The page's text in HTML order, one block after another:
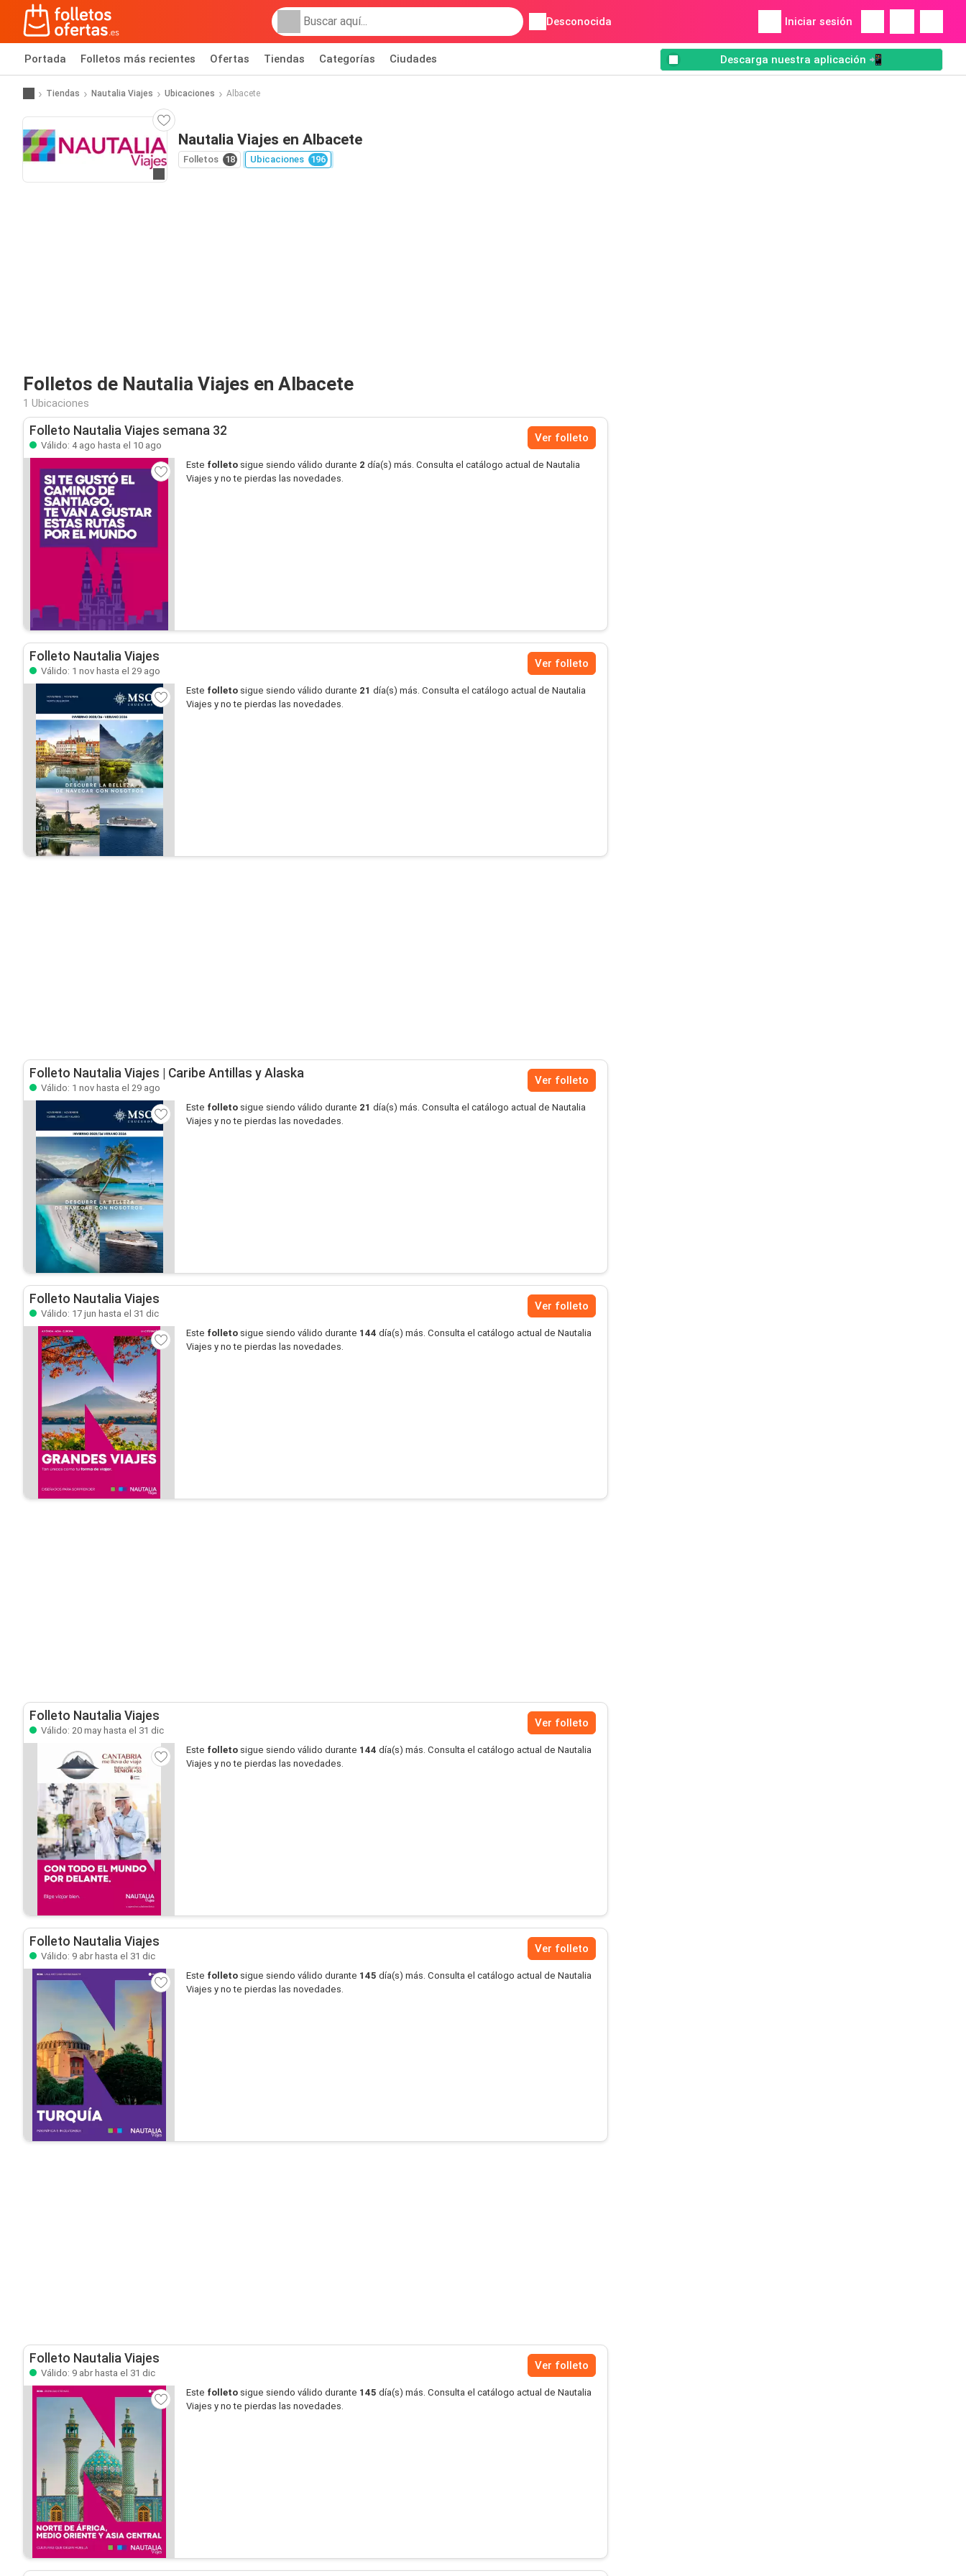
Desconocida Iniciar sesión
Portada Folletos más recientes Ofertas Tiendas Categorías Ciudades Descarga nuestra aplicación 📲
Tiendas Nautalia Viajes Ubicaciones Albacete
Nautalia Viajes en Albacete
Folletos 18 Ubicaciones 196
Folletos de Nautalia Viajes en Albacete
1 Ubicaciones
Folleto Nautalia Viajes semana 32
Válido: 4 ago hasta el 10 ago
Ver folleto
Este folleto sigue siendo válido durante 2 día(s) más. Consulta el catálogo actual de Nautalia
Viajes y no te pierdas las novedades.
Folleto Nautalia Viajes
Válido: 1 nov hasta el 29 ago
Ver folleto
Este folleto sigue siendo válido durante 21 día(s) más. Consulta el catálogo actual de Nautalia
Viajes y no te pierdas las novedades.
Folleto Nautalia Viajes | Caribe Antillas y Alaska
Válido: 1 nov hasta el 29 ago
Ver folleto
Este folleto sigue siendo válido durante 21 día(s) más. Consulta el catálogo actual de Nautalia
Viajes y no te pierdas las novedades.
Folleto Nautalia Viajes
Válido: 17 jun hasta el 31 dic
Ver folleto
Este folleto sigue siendo válido durante 144 día(s) más. Consulta el catálogo actual de Nautalia
Viajes y no te pierdas las novedades.
Folleto Nautalia Viajes
Válido: 20 may hasta el 31 dic
Ver folleto
Este folleto sigue siendo válido durante 144 día(s) más. Consulta el catálogo actual de Nautalia
Viajes y no te pierdas las novedades.
Folleto Nautalia Viajes
Válido: 9 abr hasta el 31 dic
Ver folleto
Este folleto sigue siendo válido durante 145 día(s) más. Consulta el catálogo actual de Nautalia
Viajes y no te pierdas las novedades.
Folleto Nautalia Viajes
Válido: 9 abr hasta el 31 dic
Ver folleto
Este folleto sigue siendo válido durante 145 día(s) más. Consulta el catálogo actual de Nautalia
Viajes y no te pierdas las novedades.